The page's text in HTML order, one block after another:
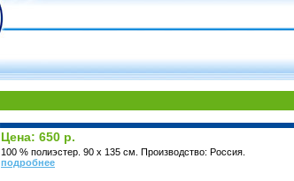
Цена: 650 р.
100 % полиэстер. 90 х 135 см. Производство: Россия.
подробнее